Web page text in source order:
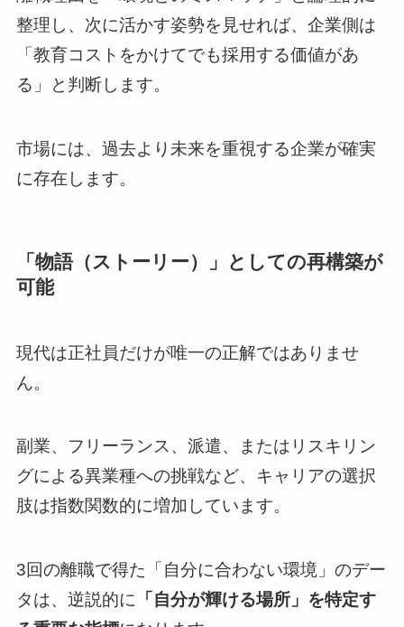
整理し、次に活かす姿勢を見せれば、企業側は
「教育コストをかけてでも採用する価値があ
る」と判断します。
市場には、過去より未来を重視する企業が確実
に存在します。
「物語（ストーリー）」としての再構築が
可能
現代は正社員だけが唯一の正解ではありませ
ん。
副業、フリーランス、派遣、またはリスキリン
グによる異業種への挑戦など、キャリアの選択
肢は指数関数的に増加しています。
3回の離職で得た「自分に合わない環境」のデー
タは、逆説的に 「自分が輝ける場所」を特定す